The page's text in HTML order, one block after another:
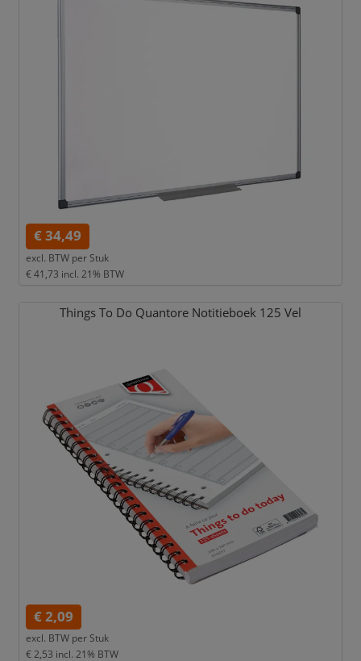
€ 34,49
excl. BTW per Stuk
€ 41,73 incl. 21% BTW
Things To Do Quantore Notitieboek 125 Vel
€ 2,09
excl. BTW per Stuk
€ 2,53 incl. 21% BTW